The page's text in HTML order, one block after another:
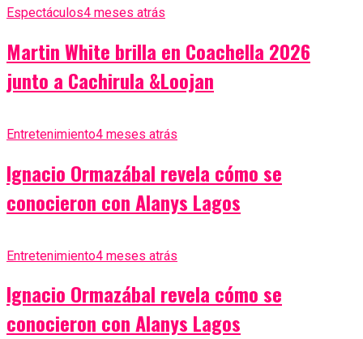
Espectáculos4 meses atrás
Martin White brilla en Coachella 2026
junto a Cachirula &Loojan
Entretenimiento4 meses atrás
Ignacio Ormazábal revela cómo se
conocieron con Alanys Lagos
Entretenimiento4 meses atrás
Ignacio Ormazábal revela cómo se
conocieron con Alanys Lagos